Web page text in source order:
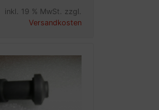
inkl. 19 % MwSt. zzgl.
Versandkosten